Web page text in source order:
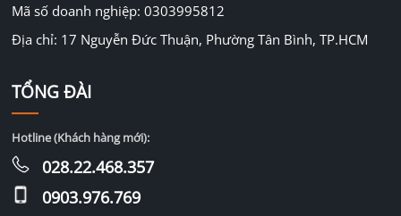
Mã số doanh nghiệp: 0303995812
Địa chỉ: 17 Nguyễn Đức Thuận, Phường Tân Bình, TP.HCM
TỔNG ĐÀI
Hotline (Khách hàng mới):
028.22.468.357
0903.976.769